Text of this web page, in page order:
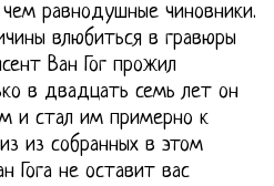
равнодушные чиновники.
влюбиться в гравюры
Ван Гог прожил
в двадцать семь лет он
и стал им примерно к
из собранных в этом
Гога не оставит вас